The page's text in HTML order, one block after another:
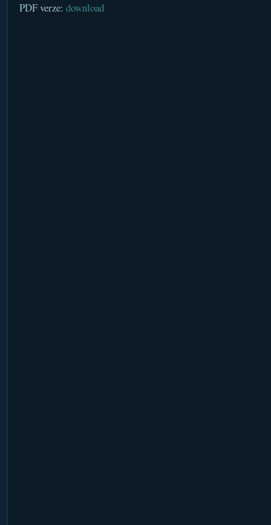
PDF verze: download